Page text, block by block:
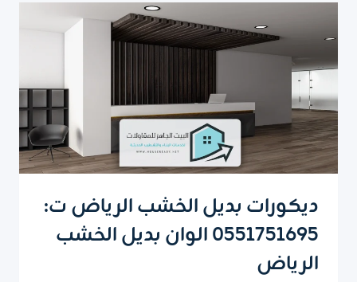
ديكورات بديل الخشب الرياض ت:
0551751695 الوان بديل الخشب
الرياض